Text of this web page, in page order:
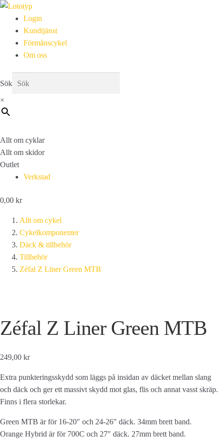
Login
Kundtjänst
Förmånscykel
Om oss
Sök
×
Allt om cyklar
Allt om skidor
Outlet
Verkstad
0,00 kr
Allt om cykel
Cykelkomponenter
Däck & tillbehör
Tillbehör
Zéfal Z Liner Green MTB
Zéfal Z Liner Green MTB
249,00 kr
Extra punkteringsskydd som läggs på insidan av däcket mellan slang
och däck och ger ett massivt skydd mot glas, flis och annat vasst skräp.
Finns i flera storlekar.
Green MTB är för 16-20″ och 24-26″ däck. 34mm brett band.
Orange Hybrid är för 700C och 27″ däck. 27mm brett band.